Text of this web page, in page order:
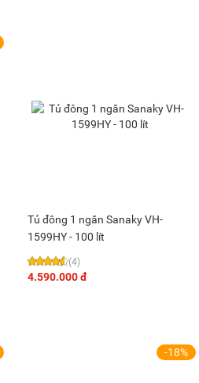
Tủ đông 1 ngăn Sanaky VH-
1599HY - 100 lít
(4)
4.590.000 đ
-18%